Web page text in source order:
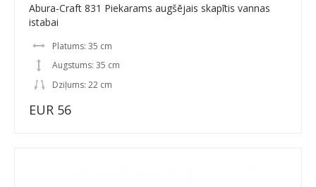
Abura-Craft 831 Piekarams augšējais skapītis vannas
istabai
Platums: 35 cm
Augstums: 35 cm
Dziļums: 22 cm
EUR 56